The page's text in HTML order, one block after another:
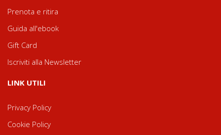
Prenota e ritira
Guida all'ebook
Gift Card
Iscriviti alla Newsletter
LINK UTILI
Privacy Policy
Cookie Policy